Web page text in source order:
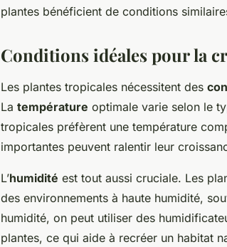
plantes bénéficient de conditions
Conditions idéales pour la
Les plantes tropicales nécessitent des
La température optimale varie selon le
tropicales préfèrent une température
importantes peuvent ralentir leur
L’humidité est tout aussi cruciale. Les
des environnements à haute humidité,
humidité, on peut utiliser des
plantes, ce qui aide à recréer un habitat